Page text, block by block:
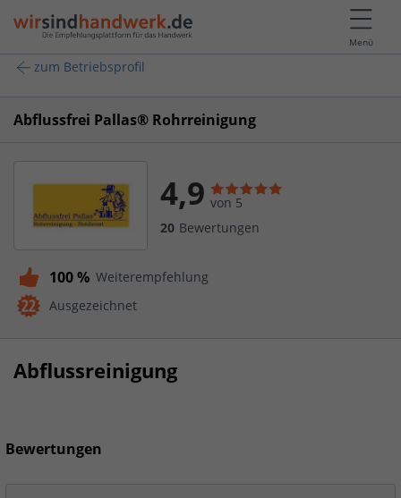
Menü
zum Betriebsprofil
Abflussfrei Pallas® Rohrreinigung
4,9 von 5
20 Bewertungen
100 % Weiterempfehlung
Ausgezeichnet
Abflussreinigung
Bewertungen